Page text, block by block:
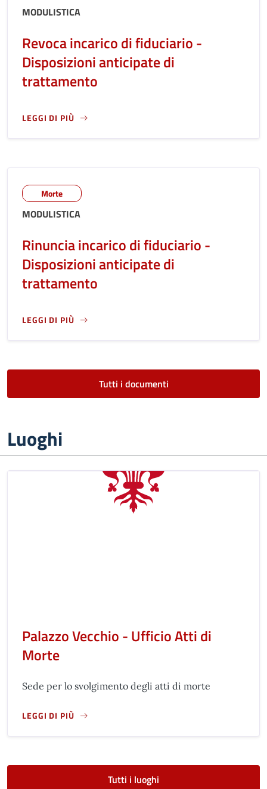
MODULISTICA
Revoca incarico di fiduciario -
Disposizioni anticipate di
trattamento
LEGGI DI PIÙ
LEGGI ANCORA RIGUARDO A: REVOCA INCARICO DI
Morte
MODULISTICA
Rinuncia incarico di fiduciario -
Disposizioni anticipate di
trattamento
LEGGI DI PIÙ
LEGGI ANCORA RIGUARDO A: RINUNCIA INCARICO DI
Tutti i documenti
Luoghi
Palazzo Vecchio - Ufficio Atti di
Morte
Sede per lo svolgimento degli atti di morte
LEGGI DI PIÙ
A PROPOSITO DI PALAZZO VECCHIO - UFFICIO ATTI DI MORTE
Tutti i luoghi